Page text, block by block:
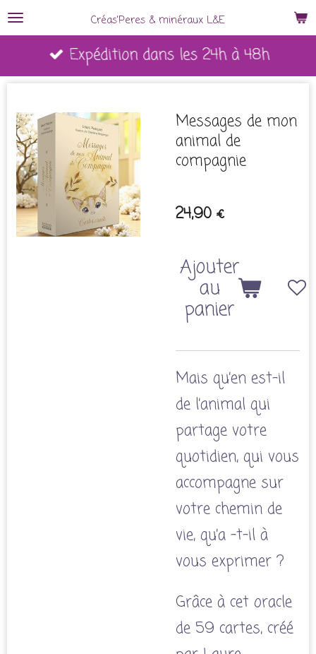
Passer
Créas'Peres & minéraux L&E
Expédition dans les 24h à 48h
Messages de mon
animal de
compagnie
24,90 €
Ajouter
au
panier
Mais qu’en est-il
de l’animal qui
partage votre
quotidien, qui vous
accompagne sur
votre chemin de
vie, qu’a -t-il à
vous exprimer ?
Grâce à cet oracle
de 59 cartes, créé